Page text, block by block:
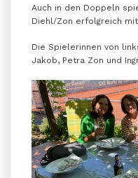
Auch in den Doppeln
Diehl/Zon erfolgreich
Die Spielerinnen von
Jakob, Petra Zon und